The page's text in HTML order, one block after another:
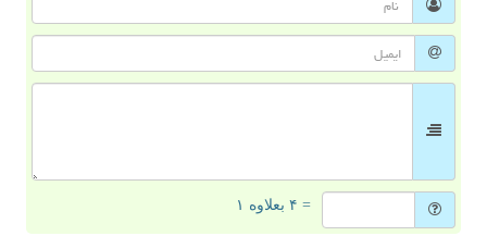
= ۴ بعلاوه ۱